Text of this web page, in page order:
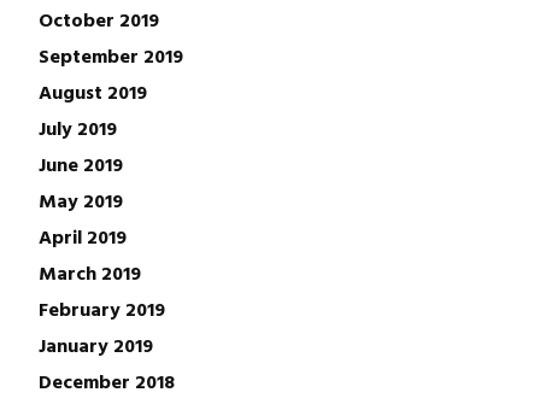
October 2019
September 2019
August 2019
July 2019
June 2019
May 2019
April 2019
March 2019
February 2019
January 2019
December 2018